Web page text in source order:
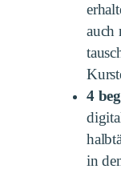
auch
4
in